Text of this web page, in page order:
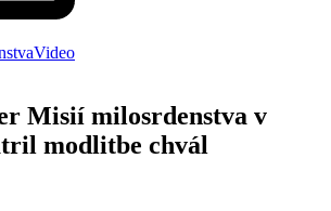
Video
Misií milosrdenstva v
modlitbe chvál